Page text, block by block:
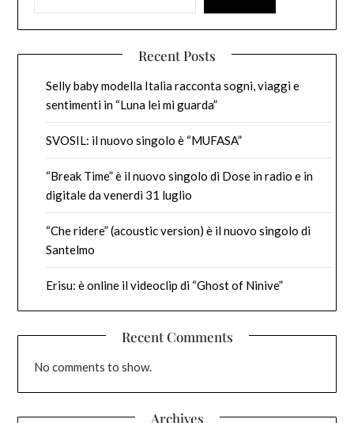
Recent Posts
Selly baby modella Italia racconta sogni, viaggi e
sentimenti in “Luna lei mi guarda”
SVOSIL: il nuovo singolo è “MUFASA”
“Break Time” è il nuovo singolo di Dose in radio e in
digitale da venerdì 31 luglio
“Che ridere” (acoustic version) è il nuovo singolo di
Santelmo
Erisu: è online il videoclip di “Ghost of Ninive”
Recent Comments
No comments to show.
Archives